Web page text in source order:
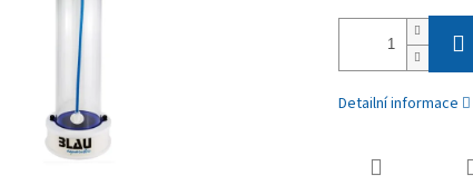
Detailní informace